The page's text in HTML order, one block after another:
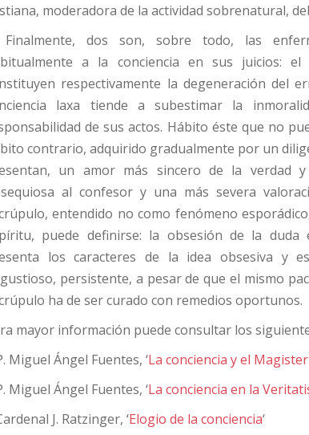
moderadora de la actividad sobrenatural,
dos son, sobre todo, las
a la conciencia en sus juicios:
respectivamente la degeneración del
laxa tiende a subestimar la
de sus actos. Hábito éste que no
contrario, adquirido gradualmente por un
un amor más sincero de la verdad
al confesor y una más severa
entendido no como fenómeno
puede definirse: la obsesión de la duda
los caracteres de la idea obsesiva y
persistente, a pesar de que el mismo
ha de ser curado con remedios oportunos.
mayor información puede consultar los
Miguel Ángel Fuentes, ‘La conciencia y el
Miguel Ángel Fuentes, ‘La conciencia en la
J. Ratzinger, ‘Elogio de la conciencia‘